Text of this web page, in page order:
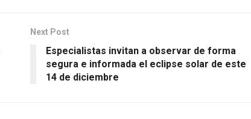
Next Post
Especialistas invitan a observar de forma
segura e informada el eclipse solar de este
14 de diciembre